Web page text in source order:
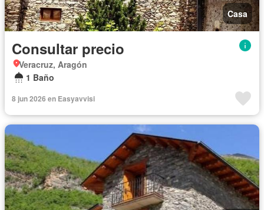
Casa
Consultar precio
Veracruz, Aragón
1 Baño
8 jun 2026 en Easyavvisi